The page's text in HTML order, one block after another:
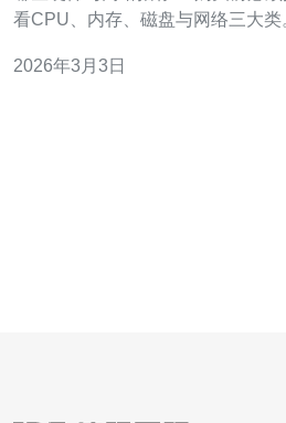
看CPU、内存、磁盘与网络三大
力与磁盘IO。 关键指标解释 CPU
2026年3月3日